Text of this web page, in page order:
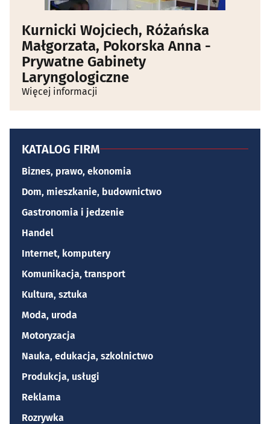
Kurnicki Wojciech, Różańska
Małgorzata, Pokorska Anna -
Prywatne Gabinety
Laryngologiczne
Więcej informacji
KATALOG FIRM
Biznes, prawo, ekonomia
Dom, mieszkanie, budownictwo
Gastronomia i jedzenie
Handel
Internet, komputery
Komunikacja, transport
Kultura, sztuka
Moda, uroda
Motoryzacja
Nauka, edukacja, szkolnictwo
Produkcja, usługi
Reklama
Rozrywka